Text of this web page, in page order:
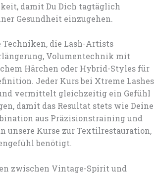
damit Du Dich tagtäglich
Gesundheit einzugehen.
die Lash-Artists
Volumentechnik mit
Härchen oder Hybrid-Styles für
Jeder Kurs bei Xtreme Lashes
vermittelt gleichzeitig ein Gefühl
damit das Resultat stets wie Deine
aus Präzisionstraining und
Kurse zur Textilrestauration,
benötigt.
zwischen Vintage-Spirit und